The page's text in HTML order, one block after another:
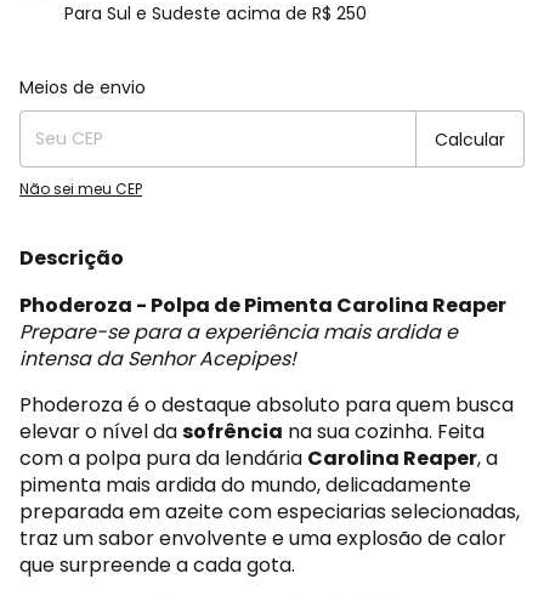
Para Sul e Sudeste acima de R$ 250
Entregas para o CEP:
Meios de envio
Calcular
Não sei meu CEP
Descrição
Phoderoza - Polpa de Pimenta Carolina Reaper
Prepare-se para a experiência mais ardida e
intensa da Senhor Acepipes!
Phoderoza é o destaque absoluto para quem busca
elevar o nível dasofrência na sua cozinha. Feita
com a polpa pura da lendária Carolina Reaper, a
pimenta mais ardida do mundo, delicadamente
preparada em azeite com especiarias selecionadas,
traz um sabor envolvente e uma explosão de calor
que surpreende a cada gota.